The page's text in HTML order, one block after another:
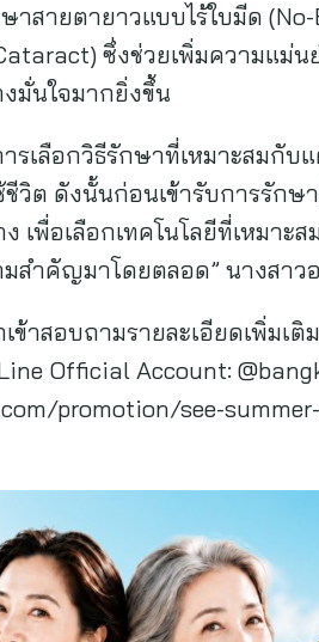
สายตายาวแบบไร้ใบมีด
ซึ่งช่วยเพิ่มความแม่น
มั่นใจมากยิ่งขึ้น
เลือกวิธีรักษาที่เหมาะสมกับ
วิต ดังนั้นก่อนเข้ารับการรัก
เพื่อเลือกเทคโนโลยีที่เหมาะ
สำคัญมาโดยตลอด” นางสาว
าสอบถามรายละเอียดเพิ่มเ
Official Account:
promotion/see-